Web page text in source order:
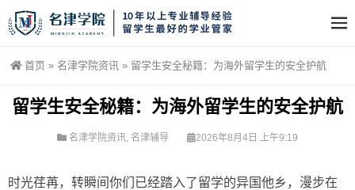
首页 » 名津学院资讯 » 留学生安全秘籍：为海外留学生的安全护航
留学生安全秘籍：为海外留学生的安全护航
名津学院资讯, 名津辅导 2026年8月4日 上午9:19
时光荏苒，转瞬间你们已经踏入了留学的异国他乡，漫步在